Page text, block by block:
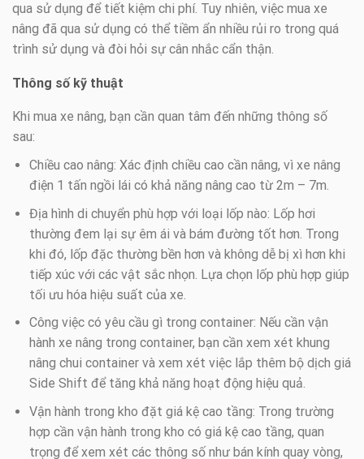
qua sử dụng để tiết kiệm chi phí. Tuy nhiên, việc mua xe
nâng đã qua sử dụng có thể tiềm ẩn nhiều rủi ro trong quá
trình sử dụng và đòi hỏi sự cân nhắc cẩn thận.
Thông số kỹ thuật
Khi mua xe nâng, bạn cần quan tâm đến những thông số
sau:
Chiều cao nâng: Xác định chiều cao cần nâng, vì xe nâng
điện 1 tấn ngồi lái có khả năng nâng cao từ 2m – 7m.
Địa hình di chuyển phù hợp với loại lốp nào: Lốp hơi
thường đem lại sự êm ái và bám đường tốt hơn. Trong
khi đó, lốp đặc thường bền hơn và không dễ bị xì hơn khi
tiếp xúc với các vật sắc nhọn. Lựa chọn lốp phù hợp giúp
tối ưu hóa hiệu suất của xe.
Công việc có yêu cầu gì trong container: Nếu cần vận
hành xe nâng trong container, bạn cần xem xét khung
nâng chui container và xem xét việc lắp thêm bộ dịch giá
Side Shift để tăng khả năng hoạt động hiệu quả.
Vận hành trong kho đặt giá kệ cao tầng: Trong trường
hợp cần vận hành trong kho có giá kệ cao tầng, quan
trọng để xem xét các thông số như bán kính quay vòng,